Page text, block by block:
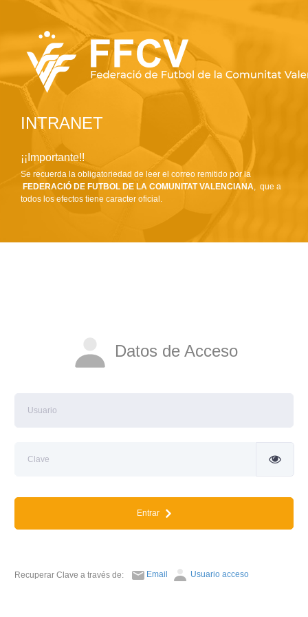
INTRANET
¡¡Importante!!
Se recuerda la obligatoriedad de leer el correo remitido por la
FEDERACIÓ DE FUTBOL DE LA COMUNITAT VALENCIANA, que a
todos los efectos tiene caracter oficial.
Datos de Acceso
Entrar
Recuperar Clave a través de: Email Usuario acceso